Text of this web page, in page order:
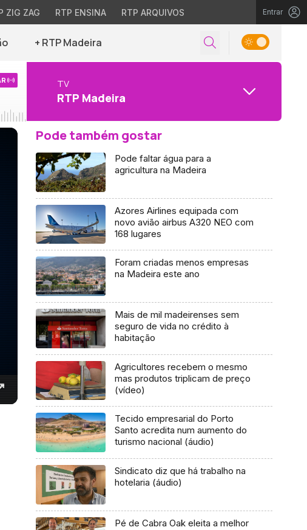
ZIG ZAG RTP ENSINA RTP ARQUIVOS Entrar
+ RTP Madeira
TV
RTP Madeira
Pode também gostar
Pode faltar água para a
agricultura na Madeira
Azores Airlines equipada com
novo avião airbus A320 NEO com
168 lugares
Foram criadas menos empresas
na Madeira este ano
Mais de mil madeirenses sem
seguro de vida no crédito à
habitação
Agricultores recebem o mesmo
mas produtos triplicam de preço
(vídeo)
Tecido empresarial do Porto
Santo acredita num aumento do
turismo nacional (áudio)
Sindicato diz que há trabalho na
hotelaria (áudio)
Pé de Cabra Oak eleita a melhor